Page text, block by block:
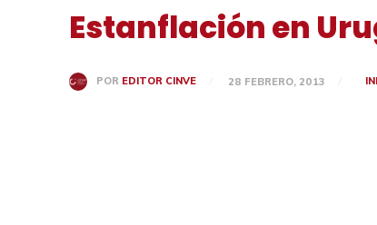
Estanflación en
POR EDITOR CINVE 28 FEBRERO, 2013